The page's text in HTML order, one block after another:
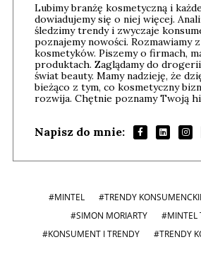
Lubimy branżę kosmetyczną i
dowiadujemy się o niej więcej.
śledzimy trendy i zwyczaje
poznajemy nowości. Rozmawiamy
kosmetyków. Piszemy o firmach,
produktach. Zaglądamy do
świat beauty. Mamy nadzieję, że
bieżąco z tym, co kosmetyczny
rozwija. Chętnie poznamy Twoją
Napisz do mnie:
#MINTEL
#TRENDY
#SIMON MORIARTY
#MINTEL
#KONSUMENT I TRENDY
#TRENDY